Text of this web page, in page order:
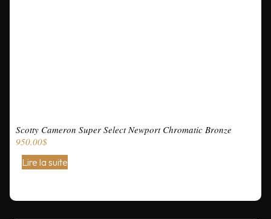
Scotty Cameron Super Select Newport Chromatic Bronze
950.00$
Lire la suite